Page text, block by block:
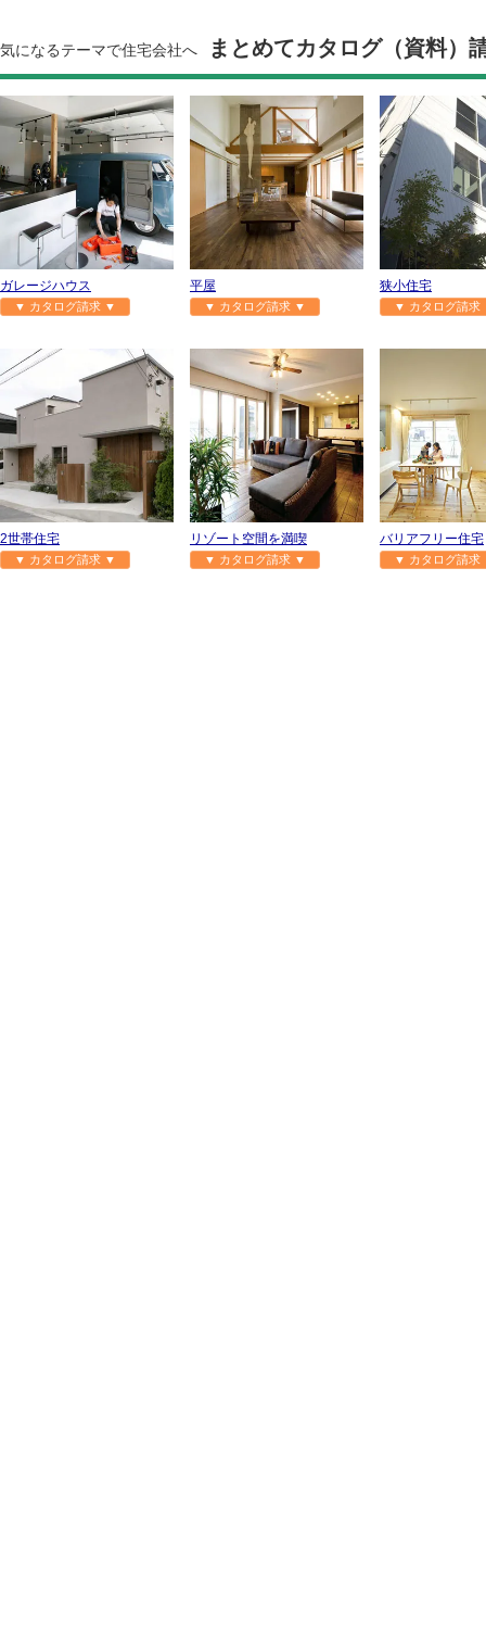
気になるテーマで住宅会社へ まとめてカタログ（資料）
ガレージハウス
▼ カタログ請求 ▼
平屋
▼ カタログ請求 ▼
狭小住宅
▼ カタログ請
2世帯住宅
▼ カタログ請求 ▼
リゾート空間を満喫
▼ カタログ請求 ▼
バリアフリー住宅
▼ カタログ請